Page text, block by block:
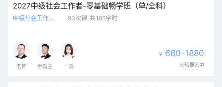
2027中级社会工作者-零基础畅学班（单/全科）
中级社会工作... 93次课 共186学时
老蒋 乔帮主 一淼
¥ 680-1880
火热报名中